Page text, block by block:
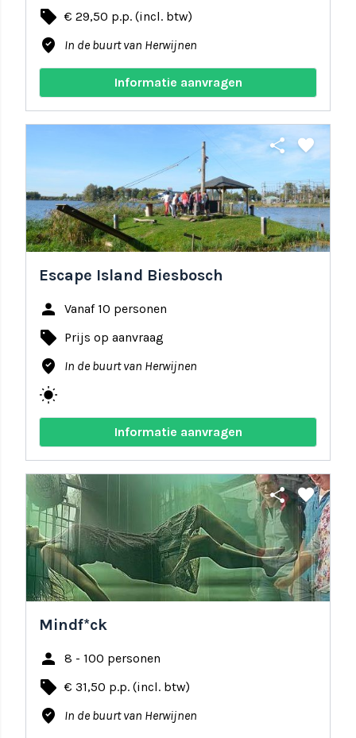
local_offer € 29,50 p.p. (incl. btw)
where_to_vote In de buurt van Herwijnen
Informatie aanvragen
share favorite
Escape Island Biesbosch
person Vanaf 10 personen
local_offer Prijs op aanvraag
where_to_vote In de buurt van Herwijnen
wb_sunny
Informatie aanvragen
share favorite
Mindf*ck
person 8 - 100 personen
local_offer € 31,50 p.p. (incl. btw)
where_to_vote In de buurt van Herwijnen